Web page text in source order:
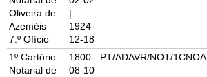
Oliveira de
Azeméis –
7.º Ofício
|
1924-
12-18
1º Cartório
Notarial de
1800-
08-10
PT/ADAVR/NOT/